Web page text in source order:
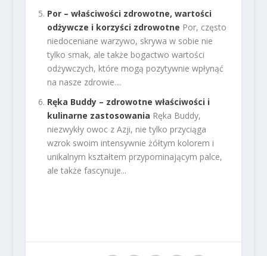
Por – właściwości zdrowotne, wartości
odżywcze i korzyści zdrowotne Por, często
niedoceniane warzywo, skrywa w sobie nie
tylko smak, ale także bogactwo wartości
odżywczych, które mogą pozytywnie wpłynąć
na nasze zdrowie....
Ręka Buddy – zdrowotne właściwości i
kulinarne zastosowania Ręka Buddy,
niezwykły owoc z Azji, nie tylko przyciąga
wzrok swoim intensywnie żółtym kolorem i
unikalnym kształtem przypominającym palce,
ale także fascynuje...